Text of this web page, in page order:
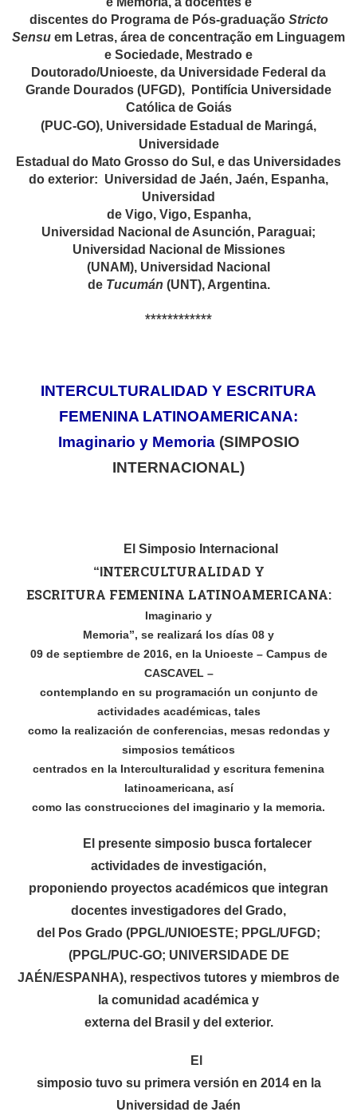
discentes do Programa de Pós-graduação Stricto
Sensu em Letras, área de concentração em Linguagem
e Sociedade, Mestrado e
Doutorado/Unioeste, da Universidade Federal da
Grande Dourados (UFGD),
Pontifícia Universidade
Católica de Goiás
(PUC-GO), Universidade Estadual de Maringá,
Universidade
Estadual do Mato Grosso do Sul, e das Universidades
do exterior: Universidad de Jaén, Jaén, Espanha,
Universidad
de Vigo, Vigo, Espanha,
Universidad Nacional de Asunción, Paraguai;
Universidad Nacional de Missiones
(UNAM), Universidad Nacional
de Tucumán (UNT), Argentina.
************
INTERCULTURALIDAD Y ESCRITURA
FEMENINA LATINOAMERICANA:
Imaginario y Memoria (SIMPOSIO
INTERNACIONAL)
El Simposio Internacional
“ NTERCULTURALIDAD Y
ESCRITURA FEMENINA LATINOAMERICANA:
Imaginario y
Memoria”, se realizará los días 08 y
09 de septiembre de 2016, en la Unioeste – Campus de
CASCAVEL –
contemplando en su programación un conjunto de
actividades académicas, tales
como la realización de conferencias, mesas redondas y
simposios temáticos
centrados en la Interculturalidad y escritura femenina
latinoamericana, así
como las construcciones del imaginario y la memoria.
El presente simposio busca fortalecer
actividades de investigación,
proponiendo proyectos académicos que integran
docentes investigadores del Grado,
del Pos Grado (PPGL/UNIOESTE; PPGL/UFGD;
(PPGL/PUC-GO; UNIVERSIDADE DE
JAÉN/ESPANHA), respectivos tutores y miembros de
la comunidad académica y
externa del Brasil y del exterior.
El
simposio tuvo su primera versión en 2014 en la
Universidad de Jaén